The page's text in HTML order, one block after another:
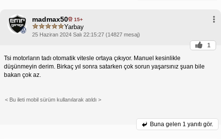
madmax50 15+
Yarbay
25 Haziran 2024 Salı 22:15:27 (14827 mesaj)
1
Tsi motorların tadı otomatik vitesle ortaya çıkıyor. Manuel kesinlikle
düşünmeyin derim. Birkaç yıl sonra satarken çok sorun yaşarsınız şuan bile
bakan çok az.
< Bu ileti mobil sürüm kullanılarak atıldı >
Buna gelen 1 yanıtı gör.